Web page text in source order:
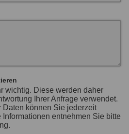
wichtig. Diese werden daher
Ihrer Anfrage verwendet.
Daten können Sie jederzeit
entnehmen Sie bitte